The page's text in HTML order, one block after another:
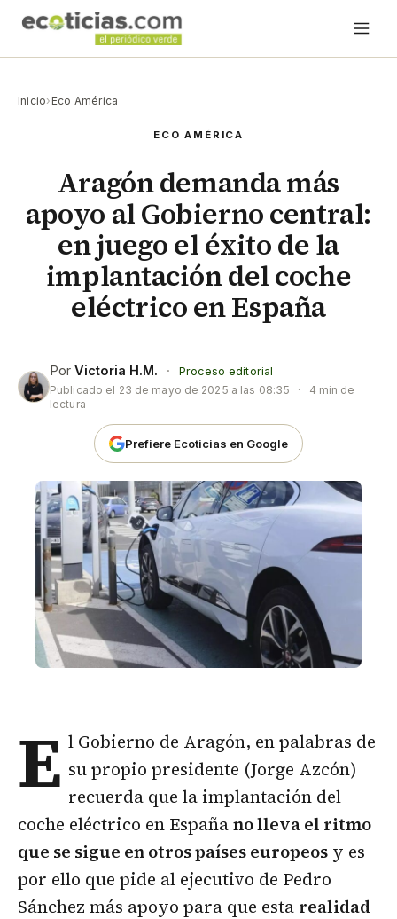
Inicio› Eco América
ECO AMÉRICA
Aragón demanda más
apoyo al Gobierno central:
en juego el éxito de la
implantación del coche
eléctrico en España
Por Victoria H.M. ·
Proceso editorial
Publicado el 23 de mayo de 2025 a las 08:35 ·
4 min de
lectura
Prefiere Ecoticias en Google
E l Gobierno de Aragón, en palabras de
su propio presidente (Jorge Azcón)
recuerda que la implantación del
coche eléctrico en Españano lleva el ritmo
que se sigue en otros países europeos y es
por ello que pide al ejecutivo de Pedro
Sánchez más apoyo para que esta realidad